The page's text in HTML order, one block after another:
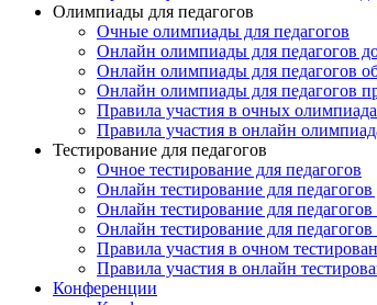
Олимпиады для педагогов
Очные олимпиады для педагогов
Онлайн олимпиады для педагогов
Онлайн олимпиады для педагогов
Онлайн олимпиады для педагогов
Правила участия в очных
Правила участия в онлайн
Тестирование для педагогов
Очное тестирование для педагогов
Онлайн тестирование для
Онлайн тестирование для
Онлайн тестирование для
Правила участия в очном
Правила участия в онлайн
Конференции